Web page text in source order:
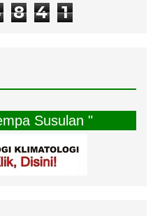
8 4 1
Susulan "